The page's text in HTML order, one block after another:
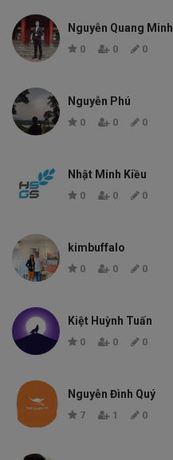
Nguyễn Quang Minh
0 0 0
Nguyễn Phú
0 0 0
Nhật Minh Kiều
0 0 0
kimbuffalo
0 0 0
Kiệt Huỳnh Tuấn
0 0 0
Nguyễn Đình Quý
7 1 0